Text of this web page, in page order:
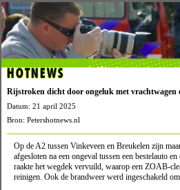
HOTNEWS
Rijstroken dicht door ongeluk met vrachtwagen
Datum: 21 april 2025
Bron: Petershotnews.nl
Op de A2 tussen Vinkeveen en Breukelen zijn
afgesloten na een ongeval tussen een bestelauto
raakte het wegdek vervuild, waarop een ZOAB-
reinigen. Ook de brandweer werd ingeschakeld